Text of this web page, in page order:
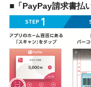
■「PayPay請求書払